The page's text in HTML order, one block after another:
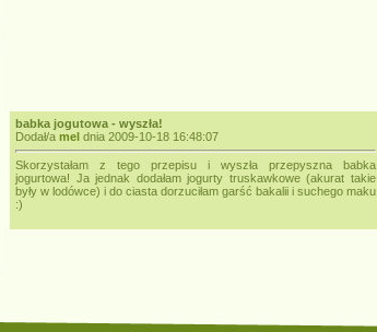
babka jogutowa - wyszła!
Dodał/a mel dnia 2009-10-18 16:48:07
Skorzystałam z tego przepisu i wyszła przepyszna babka
jogurtowa! Ja jednak dodałam jogurty truskawkowe (akurat takie
były w lodówce) i do ciasta dorzuciłam garść bakalii i suchego maku
:)